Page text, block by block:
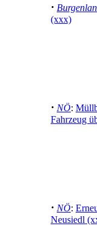
·
(xxx)
· NÖ:
Fahrzeug
· NÖ:
Neusiedl